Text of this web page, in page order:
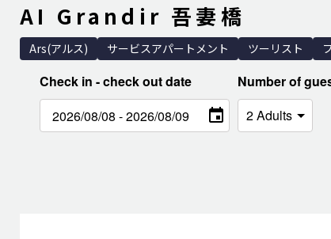
AI Grandir 吾妻橋
Ars(アルス) サービスアパートメント ツーリスト
Check in - check out date Number of